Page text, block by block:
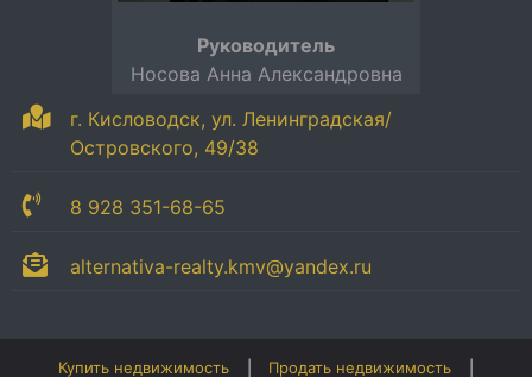
г. Кисловодск, ул. Ленинградская/
Островского, 49/38
8 928 351-68-65
alternativa-realty.kmv@yandex.ru
Руководитель
Носова Анна Александровна
Купить недвижимость Продать недвижимость